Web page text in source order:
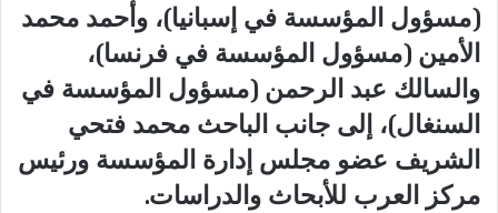
(مسؤول المؤسسة في إسبانيا)، وأحمد محمد
الأمين (مسؤول المؤسسة في فرنسا)،
والسالك عبد الرحمن (مسؤول المؤسسة في
السنغال)، إلى جانب الباحث محمد فتحي
الشريف عضو مجلس إدارة المؤسسة ورئيس
مركز العرب للأبحاث والدراسات.